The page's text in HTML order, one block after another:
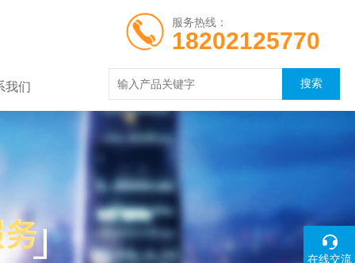
服务热线：
18202125770
我们
在线交流